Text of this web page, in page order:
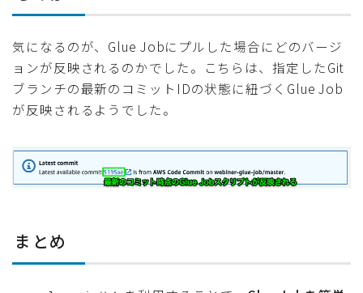
気になるのが、Glue Jobにプルした場合にどのバージ
ョンが反映されるのかでした。こちらは、指定したGit
ブランチの最新のコミットIDの状態に紐づくGlue Job
が反映されるようでした。
まとめ